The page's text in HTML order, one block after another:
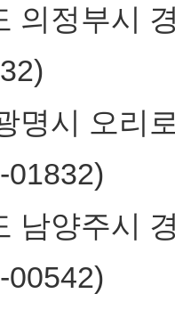
의정부시
명시 오리
01832)
남양주시
00542)